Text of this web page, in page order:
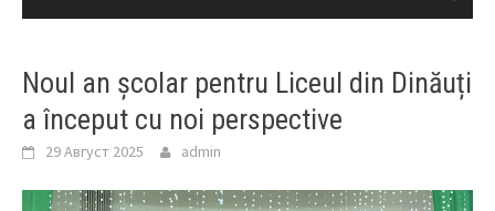
Noul an școlar pentru Liceul din Dinăuți
a început cu noi perspective
29 Август 2025 admin